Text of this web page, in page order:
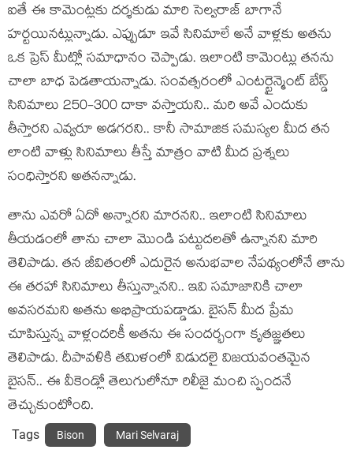
ఐతే ఈ కామెంట్లకు దర్శకుడు మారి సెల్వరాజ్ బాగానే
హర్టయినట్లున్నాడు. ఎప్పుడూ ఇవే సినిమాలే అనే వాళ్లకు అతను
ఒక ప్రెస్ మీట్లో సమాధానం చెప్పాడు. ఇలాంటి కామెంట్లు తనను
చాలా బాధ పెడతాయన్నాడు. సంవత్సరంలో ఎంటర్టైన్మెంట్ బేస్డ్
సినిమాలు 250-300 దాకా వస్తాయని.. మరి అవే ఎందుకు
తీస్తారని ఎవ్వరూ అడగరని.. కానీ సామాజిక సమస్యల మీద తన
లాంటి వాళ్లు సినిమాలు తీస్తే మాత్రం వాటి మీద ప్రశ్నలు
సంధిస్తారని అతనన్నాడు.
తాను ఎవరో ఏదో అన్నారని మారనని.. ఇలాంటి సినిమాలు
తీయడంలో తాను చాలా మొండి పట్టుదలతో ఉన్నానని మారి
తెలిపాడు. తన జీవితంలో ఎదురైన అనుభవాల నేపథ్యంలోనే తాను
ఈ తరహా సినిమాలు తీస్తున్నానని.. ఇవి సమాజానికి చాలా
అవసరమని అతను అభిప్రాయపడ్డాడు. బైసన్ మీద ప్రేమ
చూపిస్తున్న వాళ్లందరికీ అతను ఈ సందర్భంగా కృతజ్ఞతలు
తెలిపాడు. దీపావళికి తమిళంలో విడుదలై విజయవంతమైన
బైసన్.. ఈ వీకెండ్లో తెలుగులోనూ రిలీజై మంచి స్పందనే
తెచ్చుకుంటోంది.
Tags Bison Mari Selvaraj